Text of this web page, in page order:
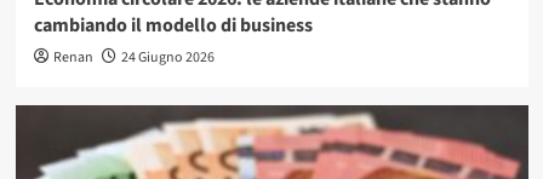
cambiando il modello di business
Renan 24 Giugno 2026